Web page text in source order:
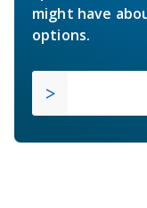
might have
options.